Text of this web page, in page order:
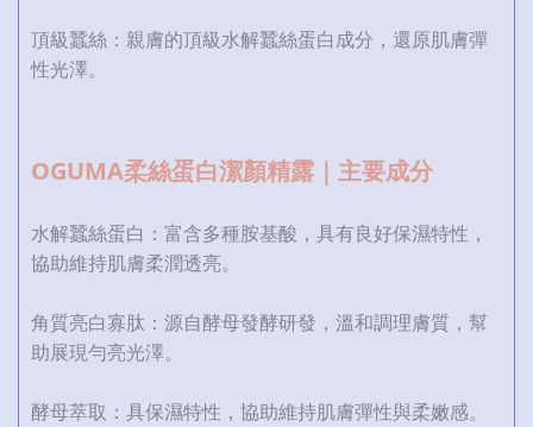
頂級蠶絲：親膚的頂級水解蠶絲蛋白成分，還原肌膚彈
性光澤。
OGUMA柔絲蛋白潔顏精露｜主要成分
水解蠶絲蛋白：富含多種胺基酸，具有良好保濕特性，
協助維持肌膚柔潤透亮。
角質亮白寡肽：源自酵母發酵研發，溫和調理膚質，幫
助展現勻亮光澤。
酵母萃取：具保濕特性，協助維持肌膚彈性與柔嫩感。